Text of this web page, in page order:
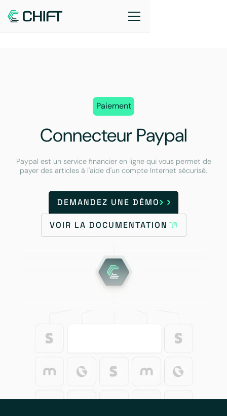
Paiement
Connecteur Paypal
Paypal est un service financier en ligne qui vous permet de
payer des articles à l'aide d'un compte Internet sécurisé.
DEMANDEZ UNE DÉMO
VOIR LA DOCUMENTATION